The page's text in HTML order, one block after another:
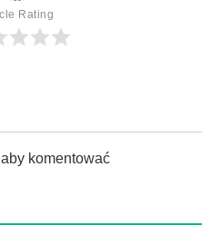
Rating
komentować